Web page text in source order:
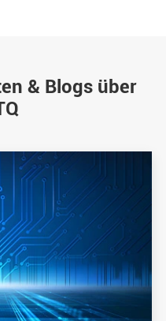
& Blogs über